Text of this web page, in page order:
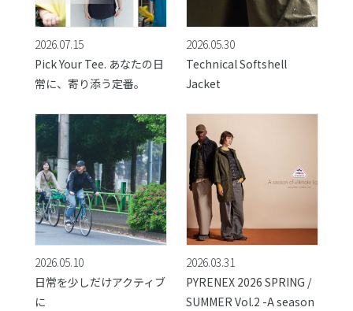
2026.07.15
Pick Your Tee. あなたの日
常に、寄り添う定番。
2026.05.30
Technical Softshell
Jacket
2026.05.10
日常を少しだけアクティブ
に
2026.03.31
PYRENEX 2026 SPRING /
SUMMER Vol.2 -A season